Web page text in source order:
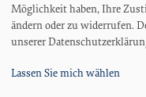
3 : 2
Bremer SV
Möglichkeit haben, Ihre
ändern oder zu widerrufen.
unserer
Lassen Sie mich wählen